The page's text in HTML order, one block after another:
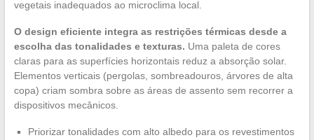
vegetais inadequados ao microclima local.
O design eficiente integra as restrições térmicas desde a
escolha das tonalidades e texturas. Uma paleta de cores
claras para as superfícies horizontais reduz a absorção solar.
Elementos verticais (pergolas, sombreadouros, árvores de alta
copa) criam sombra sobre as áreas de assento sem recorrer a
dispositivos mecânicos.
Priorizar tonalidades com alto albedo para os revestimentos